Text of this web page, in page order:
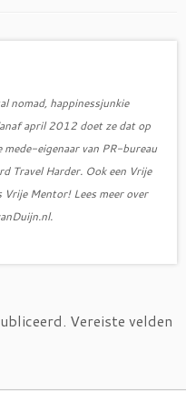
nomad, happinessjunkie
april 2012 doet ze dat op
mede-eigenaar van PR-bureau
Travel Harder. Ook een Vrije
Mentor! Lees meer over
Vereiste velden